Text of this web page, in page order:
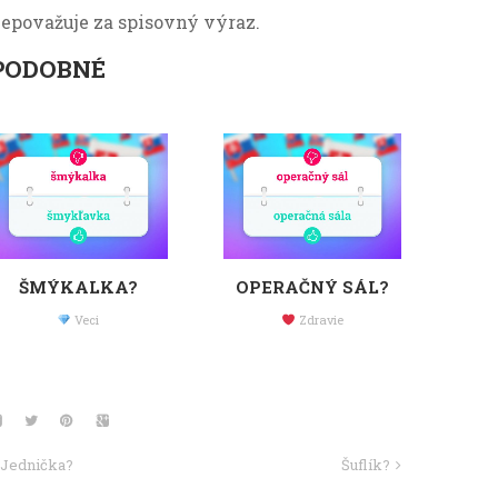
za spisovný výraz.
ŠMÝKALKA?
Veci
OPERAČNÝ SÁL?
Zdravie
Jednička? Šuflík?